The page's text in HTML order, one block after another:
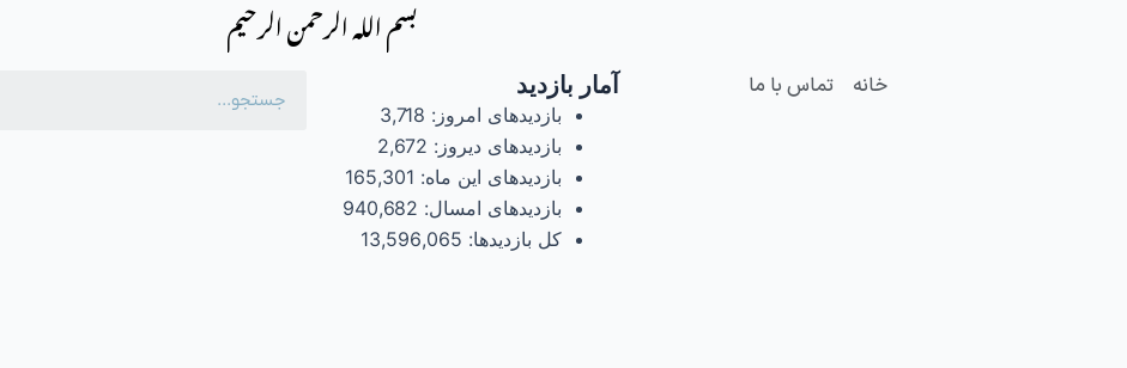
بسم الله الرحمن الرحیم
خانه تماس با ما آمار بازدید
بازدیدهای امروز: 3,718
بازدیدهای دیروز: 2,672
بازدیدهای این ماه: 165,301
بازدیدهای امسال: 940,682
کل بازدیدها: 13,596,065